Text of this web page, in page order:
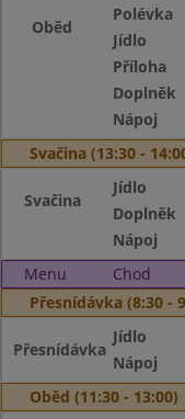
Oběd
Polévka
Jídlo
Příloha
Doplněk
Nápoj
Svačina (13:30 -
Svačina
Jídlo
Doplněk
Nápoj
Menu
Chod
Přesnídávka (8:30 -
Přesnídávka
Jídlo
Nápoj
Oběd (11:30 - 13:00)